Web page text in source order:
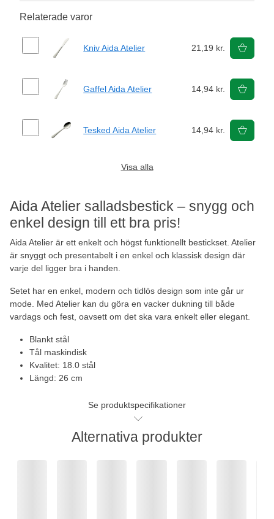
Aida Atelier salladsbestick – snygg och
enkel design till ett bra pris!
Aida Atelier är ett enkelt och högst funktionellt bestickset. Atelier
är snyggt och presentabelt i en enkel och klassisk design där
varje del ligger bra i handen.
Setet har en enkel, modern och tidlös design som inte går ur
mode. Med Atelier kan du göra en vacker dukning till både
vardags och fest, oavsett om det ska vara enkelt eller elegant.
Blankt stål
Tål maskindisk
Kvalitet: 18.0 stål
Längd: 26 cm
Se produktspecifikationer
Relaterade varor
Kniv Aida Atelier 21,19 kr.
Gaffel Aida Atelier 14,94 kr.
Tesked Aida Atelier 14,94 kr.
Visa alla
Alternativa produkter